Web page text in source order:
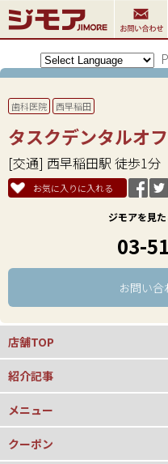
歯科医院 西早稲田
タスクデンタルオ
[交通] 西早稲田駅 徒歩1分
お気に入りに入れる
ジモアを見た
03-
お問い
店舗TOP
紹介記事
メニュー
クーポン